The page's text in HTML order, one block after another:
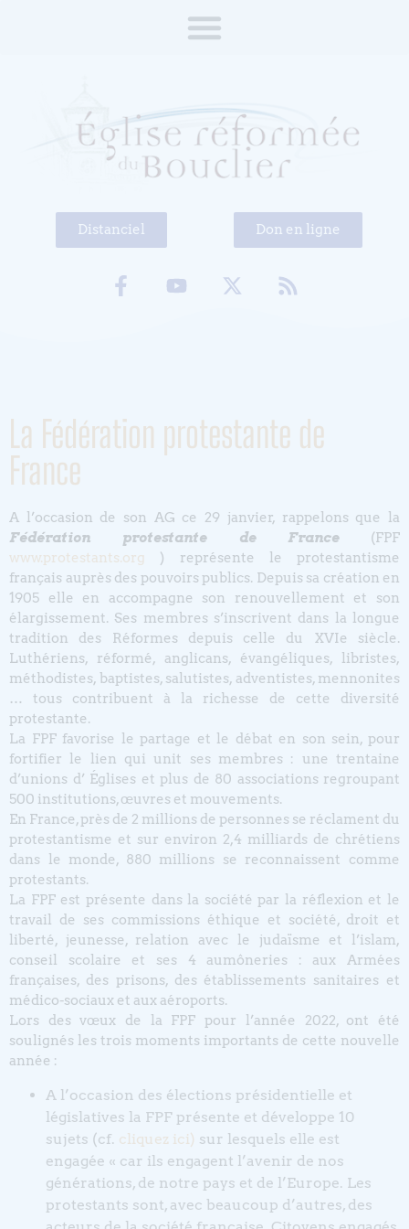
Distanciel Don en ligne
La Fédération protestante de
France
A l’occasion de son AG ce 29 janvier, rappelons que la
Fédération protestante de France
(FPF
www.protestants.org
) représente le protestantisme
français auprès des pouvoirs publics. Depuis sa création en
1905 elle en accompagne son renouvellement et son
élargissement. Ses membres s’inscrivent dans la longue
tradition des Réformes depuis celle du XVIe siècle.
Luthériens, réformé, anglicans, évangéliques, libristes,
méthodistes, baptistes, salutistes, adventistes, mennonites
… tous contribuent à la richesse de cette diversité
protestante.
La FPF favorise le partage et le débat en son sein, pour
fortifier le lien qui unit ses membres : une trentaine
d’unions d’ Églises et plus de 80 associations regroupant
500 institutions, œuvres et mouvements.
En France, près de 2 millions de personnes se réclament du
protestantisme et sur environ 2,4 milliards de chrétiens
dans le monde, 880 millions se reconnaissent comme
protestants.
La FPF est présente dans la société par la réflexion et le
travail de ses commissions éthique et société, droit et
liberté, jeunesse, relation avec le judaïsme et l’islam,
conseil scolaire et ses 4 aumôneries : aux Armées
françaises, des prisons, des établissements sanitaires et
médico-sociaux et aux aéroports.
Lors des vœux de la FPF pour l’année 2022, ont été
soulignés les trois moments importants de cette nouvelle
année :
A l’occasion des élections présidentielle et
législatives la FPF présente et développe 10
sujets (cf. cliquez ici) sur lesquels elle est
engagée « car ils engagent l’avenir de nos
générations, de notre pays et de l’Europe. Les
protestants sont, avec beaucoup d’autres, des